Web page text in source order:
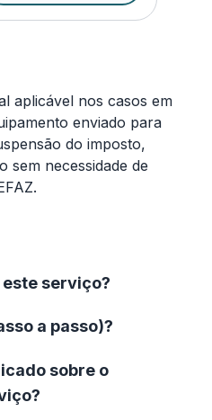
aplicável nos casos em
enviado para
do imposto,
sem necessidade de
serviço?
a passo)?
sobre o